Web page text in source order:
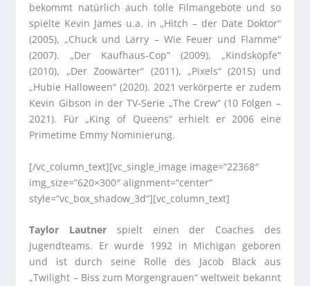
bekommt natürlich auch tolle Filmangebote und so
spielte Kevin James u.a. in „Hitch – der Date Doktor“
(2005), „Chuck und Larry – Wie Feuer und Flamme“
(2007). „Der Kaufhaus-Cop“ (2009), „Kindsköpfe“
(2010), „Der Zoowärter“ (2011), „Pixels“ (2015) und
„Hubie Halloween“ (2020). 2021 verkörperte er zudem
Kevin Gibson in der TV-Serie „The Crew“ (10 Folgen –
2021). Für „King of Queens“ erhielt er 2006 eine
Primetime Emmy Nominierung.
[/vc_column_text][vc_single_image image=“22368″
img_size=“620×300″ alignment=“center“
style=“vc_box_shadow_3d“][vc_column_text]
Taylor Lautner spielt einen der Coaches des
Jugendteams. Er wurde 1992 in Michigan geboren
und ist durch seine Rolle des Jacob Black aus
„Twilight – Biss zum Morgengrauen“ weltweit bekannt